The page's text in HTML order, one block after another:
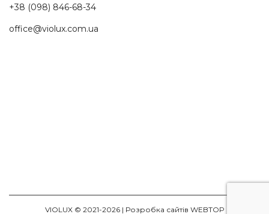
+38 (098) 846-68-34
office@violux.com.ua
VIOLUX © 2021-2026 | Розробка сайтів WEBTOP